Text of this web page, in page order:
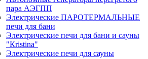
пара АЭГПП
Электрические ПАРОТЕРМАЛЬНЫЕ
печи для бани
Электрические печи для бани и сауны
"Кristina"
Электрические печи для сауны